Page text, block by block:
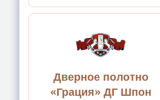
Дверное полотно
«Грация» ДГ Шпон